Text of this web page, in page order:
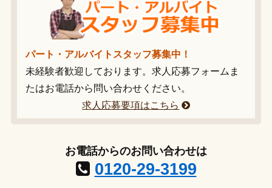
パート・アルバイトスタッフ募集中！
未経験者歓迎しております。求人応募フォームま
たはお電話から問い合わせください。
求人応募要項はこちら
お電話からのお問い合わせは
0120-29-3199